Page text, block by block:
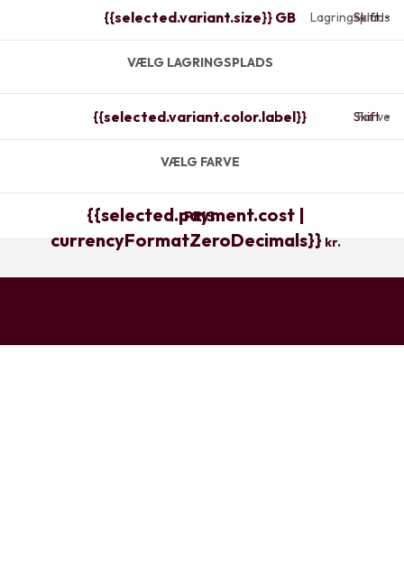
{{selected.variant.size}} GB Skift
Lagringsplads
VÆLG LAGRINGSPLADS
{{selected.variant.color.label}} Skift
Farve
VÆLG FARVE
PRIS
{{selected.payment.cost |
currencyFormatZeroDecimals}}kr.